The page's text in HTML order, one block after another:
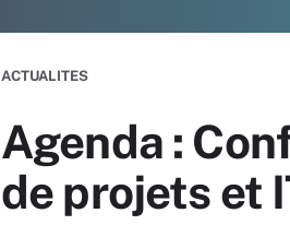
ACTUALITES
Agenda :
de projets et